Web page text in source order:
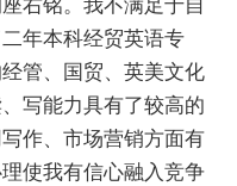
右铭。我不满足于自
年本科经贸英语专
管、国贸、英美文化
写能力具有了较高的
作、市场营销方面有
使我有信心融入竞争